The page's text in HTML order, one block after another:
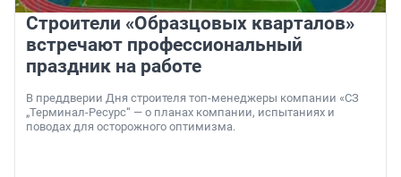
Строители «Образцовых кварталов»
встречают профессиональный
праздник на работе
В преддверии Дня строителя топ-менеджеры компании «СЗ
„Терминал-Ресурс“ — о планах компании, испытаниях и
поводах для осторожного оптимизма.